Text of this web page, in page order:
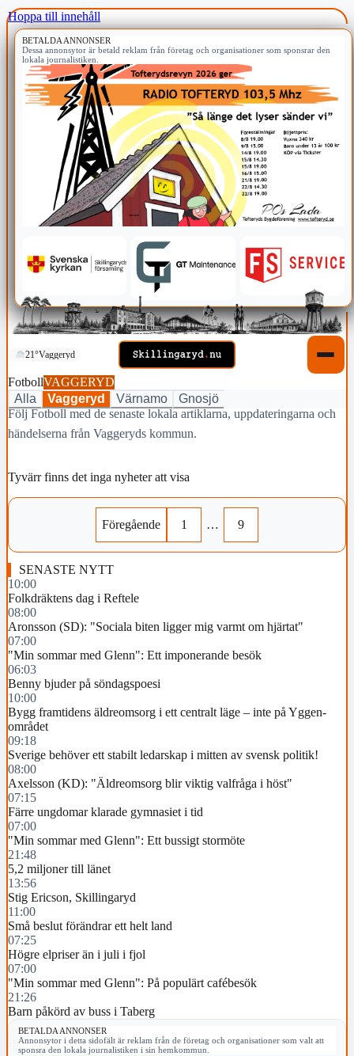
Hoppa till innehåll
BETALDA ANNONSER
Dessa annonsytor är betald reklam från företag och organisationer som sponsrar den
lokala journalistiken.
21°Vaggeryd
FotbollVAGGERYD
Alla
Vaggeryd Värnamo
Gnosjö
Följ Fotboll med de senaste lokala artiklarna, uppdateringarna och
händelserna från Vaggeryds kommun.
Tyvärr finns det inga nyheter att visa
Föregående 1 … 9
SENASTE NYTT
10:00
Folkdräktens dag i Reftele
08:00
Aronsson (SD): "Sociala biten ligger mig varmt om hjärtat"
07:00
"Min sommar med Glenn": Ett imponerande besök
06:03
Benny bjuder på söndagspoesi
10:00
Bygg framtidens äldreomsorg i ett centralt läge – inte på Yggen-
området
09:18
Sverige behöver ett stabilt ledarskap i mitten av svensk politik!
08:00
Axelsson (KD): "Äldreomsorg blir viktig valfråga i höst"
07:15
Färre ungdomar klarade gymnasiet i tid
07:00
"Min sommar med Glenn": Ett bussigt stormöte
21:48
5,2 miljoner till länet
13:56
Stig Ericson, Skillingaryd
11:00
Små beslut förändrar ett helt land
07:25
Högre elpriser än i juli i fjol
07:00
"Min sommar med Glenn": På populärt cafébesök
21:26
Barn påkörd av buss i Taberg
BETALDA ANNONSER
Annonsytor i detta sidofält är reklam från de företag och organisationer som valt att
sponsra den lokala journalistiken i sin hemkommun.